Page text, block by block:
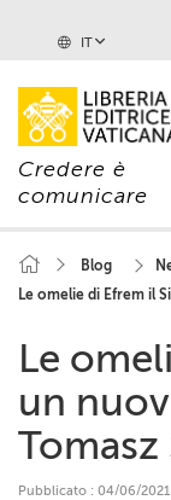
IT
Credere è
comunicare
Blog
Le omelie di Efrem il
Le
un
Tomasz
Pubblicato : 04/06/2021